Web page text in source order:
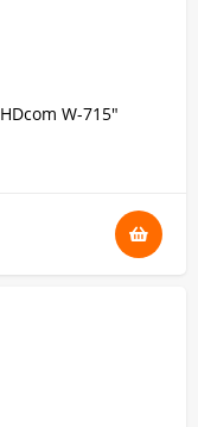
W-715"